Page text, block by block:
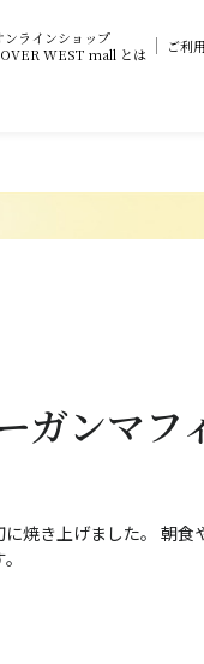
ンラインショップ
WEST mall とは
ご利
焼き上げました。 朝食
ガンマフ